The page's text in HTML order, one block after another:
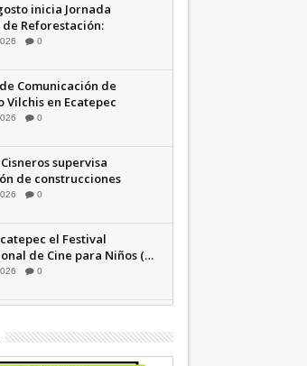
inicia Jornada
Reforestación:
Sheinbaum +Video
0
Comunicación de
Vilchis en Ecatepec
en redes
| INFORMATIVA
0
supervisa
de construcciones
zona federal
0
el Festival
de Cine para Niños (…
+Video INFORMATIVA
0